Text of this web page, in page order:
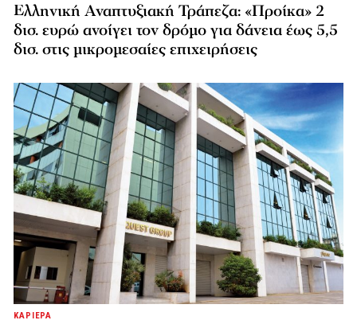
Ελληνική Αναπτυξιακή Τράπεζα: «Προίκα» 2
δισ. ευρώ ανοίγει τον δρόμο για δάνεια έως 5,5
δισ. στις μικρομεσαίες επιχειρήσεις
ΚΑΡΙΕΡΑ